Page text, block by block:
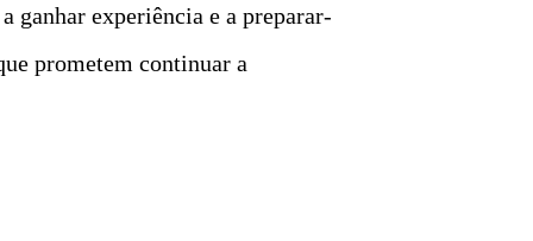
ganhar experiência e a preparar-
prometem continuar a